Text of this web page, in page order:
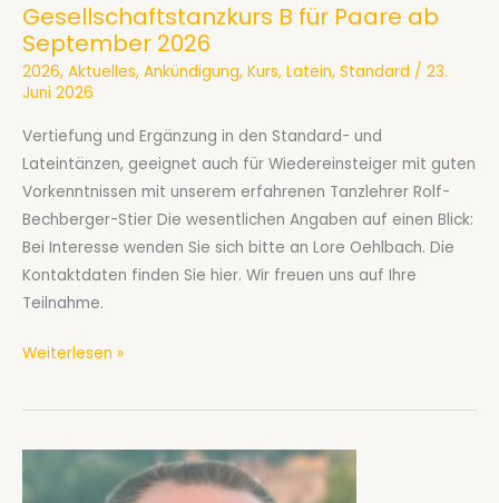
Gesellschaftstanzkurs B für Paare ab
September 2026
2026, Aktuelles, Ankündigung, Kurs, Latein, Standard / 23.
Juni 2026
Vertiefung und Ergänzung in den Standard- und
Lateintänzen, geeignet auch für Wiedereinsteiger mit guten
Vorkenntnissen mit unserem erfahrenen Tanzlehrer Rolf-
Bechberger-Stier Die wesentlichen Angaben auf einen Blick:
Bei Interesse wenden Sie sich bitte an Lore Oehlbach. Die
Kontaktdaten finden Sie hier. Wir freuen uns auf Ihre
Teilnahme.
Gesellschaftstanzkurs
für
September
Weiterlesen »